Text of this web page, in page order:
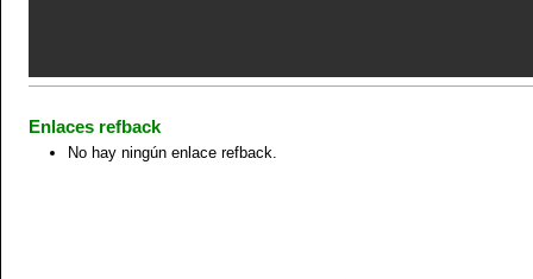
Enlaces refback
No hay ningún enlace refback.